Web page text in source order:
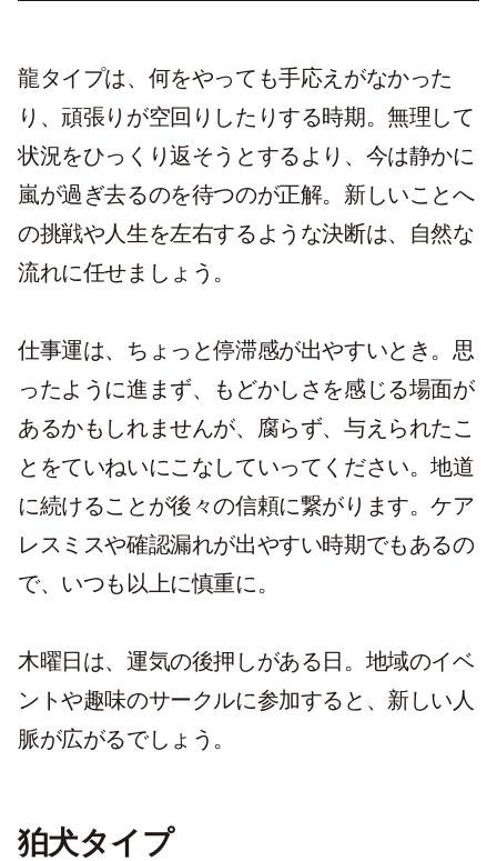
龍タイプは、何をやっても手応えがなかった
り、頑張りが空回りしたりする時期。無理して
状況をひっくり返そうとするより、今は静かに
嵐が過ぎ去るのを待つのが正解。新しいことへ
の挑戦や人生を左右するような決断は、自然な
流れに任せましょう。
仕事運は、ちょっと停滞感が出やすいとき。思
ったように進まず、もどかしさを感じる場面が
あるかもしれませんが、腐らず、与えられたこ
とをていねいにこなしていってください。地道
に続けることが後々の信頼に繋がります。ケア
レスミスや確認漏れが出やすい時期でもあるの
で、いつも以上に慎重に。
木曜日は、運気の後押しがある日。地域のイベ
ントや趣味のサークルに参加すると、新しい人
脈が広がるでしょう。
狛犬タイプ